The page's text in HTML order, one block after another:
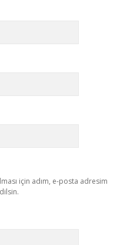
için adım, e-posta adresim